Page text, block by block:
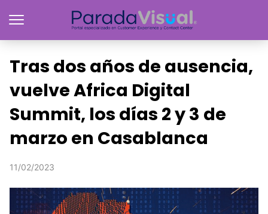
Tras dos años de ausencia,
vuelve Africa Digital
Summit, los días 2 y 3 de
marzo en Casablanca
11/02/2023